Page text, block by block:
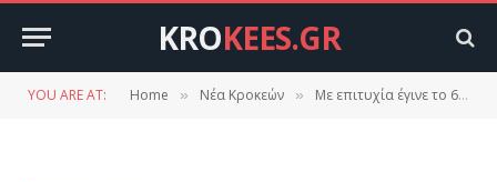
KROKEES.GR
YOU ARE AT: Home » Νέα Κροκεών » Με επιτυχία έγινε το 62 συνέδριο ομογενών Κροκεατών Αμερικής Καναδά σε συνεργασία με το σύλλογο Βασιλακίου.